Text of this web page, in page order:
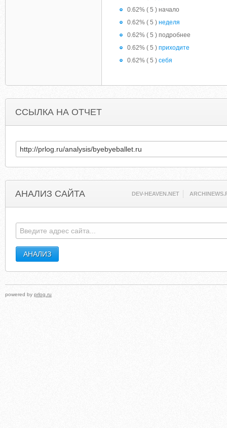
0.62% ( 5 ) начало
0.62% ( 5 ) неделя
0.62% ( 5 ) подробнее
0.62% ( 5 ) приходите
0.62% ( 5 ) себя
ССЫЛКА НА ОТЧЕТ
АНАЛИЗ САЙТА DEV-HEAVEN.NET
powered by prlog.ru